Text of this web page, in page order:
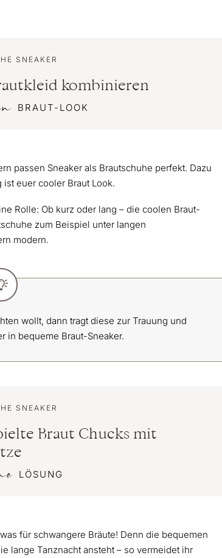
SNEAKER
kombinieren
BRAUT-LOOK
passen Sneaker als Brautschuhe perfekt. Dazu
euer cooler Braut Look.
Rolle: Ob kurz oder lang – die coolen Braut-
zum Beispiel unter langen
modern.
wollt, dann tragt diese zur Trauung und
in bequeme Braut-Sneaker.
SNEAKER
Braut Chucks mit
LÖSUNG
für schwangere Bräute! Denn die bequemen
lange Tanznacht ansteht – so vermeidet ihr